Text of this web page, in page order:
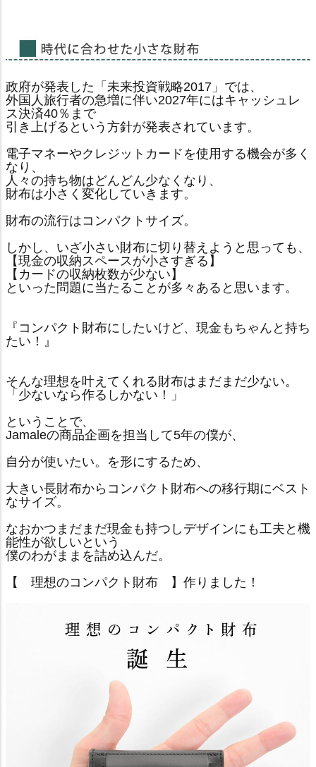
政府が発表した「未来投資戦略2017」では、
外国人旅行者の急増に伴い2027年にはキャッシュレ
ス決済40％まで
引き上げるという方針が発表されています。
電子マネーやクレジットカードを使用する機会が多く
なり、
人々の持ち物はどんどん少なくなり、
財布は小さく変化していきます。
財布の流行はコンパクトサイズ。
しかし、いざ小さい財布に切り替えようと思っても、
【現金の収納スペースが小さすぎる】
【カードの収納枚数が少ない】
といった問題に当たることが多々あると思います。
『コンパクト財布にしたいけど、現金もちゃんと持ち
たい！』
そんな理想を叶えてくれる財布はまだまだ少ない。
「少ないなら作るしかない！」
ということで、
Jamaleの商品企画を担当して5年の僕が、
自分が使いたい。を形にするため、
大きい長財布からコンパクト財布への移行期にベスト
なサイズ。
なおかつまだまだ現金も持つしデザインにも工夫と機
能性が欲しいという
僕のわがままを詰め込んだ。
【 理想のコンパクト財布 】作りました！